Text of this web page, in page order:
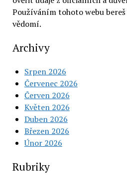
Používáním tohoto webu
vědomí.
Archivy
Srpen 2026
Červenec 2026
Červen 2026
Květen 2026
Duben 2026
Březen 2026
Únor 2026
Rubriky